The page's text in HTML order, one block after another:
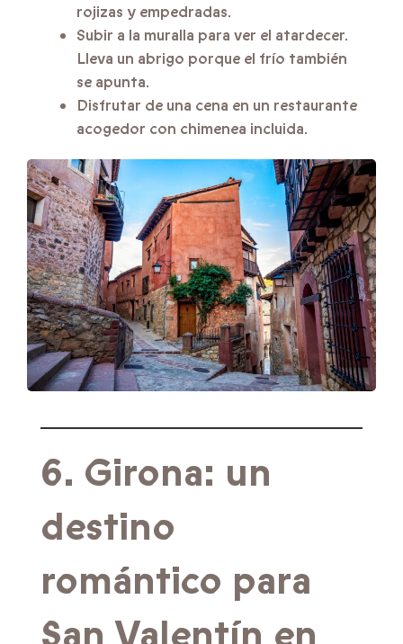
rojizas y empedradas.
Subir a la muralla para ver el atardecer.
Lleva un abrigo porque el frío también
se apunta.
Disfrutar de una cena en un restaurante
acogedor con chimenea incluida.
6. Girona: un
destino
romántico para